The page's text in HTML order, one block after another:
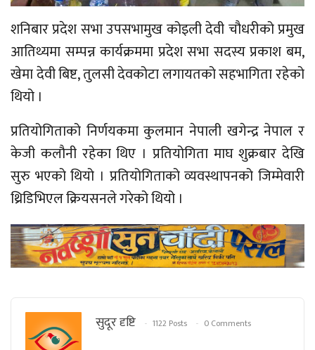
शनिबार प्रदेश सभा उपसभामुख कोइली देवी चौधरीको प्रमुख
आतिथ्यमा सम्पन्न कार्यक्रममा प्रदेश सभा सदस्य प्रकाश बम,
खेमा देवी बिष्ट, तुलसी देवकोटा लगायतको सहभागिता रहेको
थियो ।
प्रतियोगिताको निर्णयकमा कुलमान नेपाली खगेन्द्र नेपाल र
केजी कलौनी रहेका थिए । प्रतियोगिता माघ शुक्रबार देखि
सुरु भएको थियो । प्रतियोगिताको व्यवस्थापनको जिम्मेवारी
थ्रिडिभिएल क्रियसनले गरेको थियो ।
सुदूर दृष्टि 1122 Posts 0 Comments